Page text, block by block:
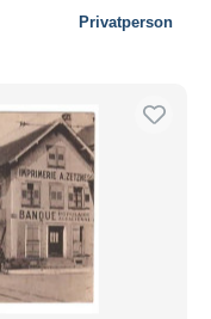
Privatperson